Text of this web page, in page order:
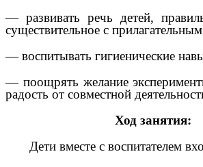
— развивать речь детей,
существительное с
— воспитывать гигиенические
— поощрять желание
радость от совместной
Ход занятия:
Дети вместе с воспитателем